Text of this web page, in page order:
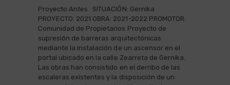
Proyecto Antes SITUACIÓN: Gernika
PROYECTO: 2021 OBRA: 2021-2022 PROMOTOR:
Comunidad de Propietarios Proyecto de
supresión de barreras arquitectónicas
mediante la instalación de un ascensor en el
portal ubicado en la calle Zearreta de Gernika.
Las obras han consistido en el derribo de las
escaleras existentes y la disposición de un